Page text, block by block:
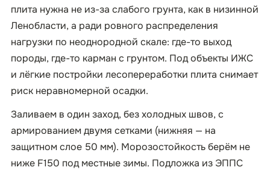
плита нужна не из-за слабого грунта, как в низинной
Ленобласти, а ради ровного распределения
нагрузки по неоднородной скале: где-то выход
породы, где-то карман с грунтом. Под объекты ИЖС
и лёгкие постройки лесопереработки плита снимает
риск неравномерной осадки.
Заливаем в один заход, без холодных швов, с
армированием двумя сетками (нижняя — на
защитном слое 50 мм). Морозостойкость берём не
ниже F150 под местные зимы. Подложка из ЭППС